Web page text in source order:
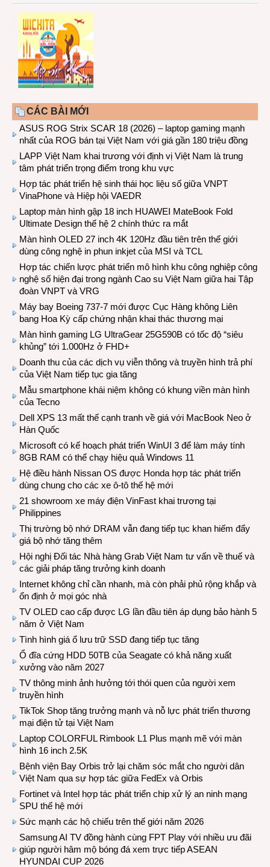
CÁC BÀI MỚI
ASUS ROG Strix SCAR 18 (2026) – laptop gaming mạnh
nhất của ROG bán tại Việt Nam với giá gần 180 triệu đồng
LAPP Việt Nam khai trương với định vị Việt Nam là trung
tâm phát triển trọng điểm trong khu vực
Hợp tác phát triển hệ sinh thái học liệu số giữa VNPT
VinaPhone và Hiệp hội VAEDR
Laptop màn hình gập 18 inch HUAWEI MateBook Fold
Ultimate Design thế hệ 2 chính thức ra mắt
Màn hình OLED 27 inch 4K 120Hz đầu tiên trên thế giới
dùng công nghệ in phun inkjet của MSI và TCL
Hợp tác chiến lược phát triển mô hình khu công nghiệp công
nghệ số hiện đại trong ngành Cao su Việt Nam giữa hai Tập
đoàn VNPT và VRG
Máy bay Boeing 737-7 mới được Cục Hàng không Liên
bang Hoa Kỳ cấp chứng nhận khai thác thương mại
Màn hình gaming LG UltraGear 25G590B có tốc độ “siêu
khủng” tới 1.000Hz ở FHD+
Doanh thu của các dịch vụ viễn thông và truyền hình trả phí
của Việt Nam tiếp tục gia tăng
Mẫu smartphone khái niệm không có khung viền màn hình
của Tecno
Dell XPS 13 mất thế cạnh tranh về giá với MacBook Neo ở
Hàn Quốc
Microsoft có kế hoạch phát triển WinUI 3 để làm máy tính
8GB RAM có thể chạy hiệu quả Windows 11
Hệ điều hành Nissan OS được Honda hợp tác phát triển
dùng chung cho các xe ô-tô thế hệ mới
21 showroom xe máy điện VinFast khai trương tại
Philippines
Thị trường bộ nhớ DRAM vẫn đang tiếp tục khan hiếm đẩy
giá bộ nhớ tăng thêm
Hội nghị Đối tác Nhà hàng Grab Việt Nam tư vấn về thuế và
các giải pháp tăng trưởng kinh doanh
Internet không chỉ cần nhanh, mà còn phải phủ rộng khắp và
ổn định ở mọi góc nhà
TV OLED cao cấp được LG lần đầu tiên áp dụng bảo hành 5
năm ở Việt Nam
Tình hình giá ổ lưu trữ SSD đang tiếp tục tăng
Ổ đĩa cứng HDD 50TB của Seagate có khả năng xuất
xưởng vào năm 2027
TV thông minh ảnh hưởng tới thói quen của người xem
truyền hình
TikTok Shop tăng trưởng mạnh và nỗ lực phát triển thương
mại điện tử tại Việt Nam
Laptop COLORFUL Rimbook L1 Plus mạnh mẽ với màn
hình 16 inch 2.5K
Bệnh viện Bay Orbis trở lại chăm sóc mắt cho người dân
Việt Nam qua sự hợp tác giữa FedEx và Orbis
Fortinet và Intel hợp tác phát triển chip xử lý an ninh mạng
SPU thế hệ mới
Sức mạnh các hộ chiếu trên thế giới năm 2026
Samsung AI TV đồng hành cùng FPT Play với nhiều ưu đãi
giúp người hâm mộ bóng đá xem trực tiếp ASEAN
HYUNDAI CUP 2026